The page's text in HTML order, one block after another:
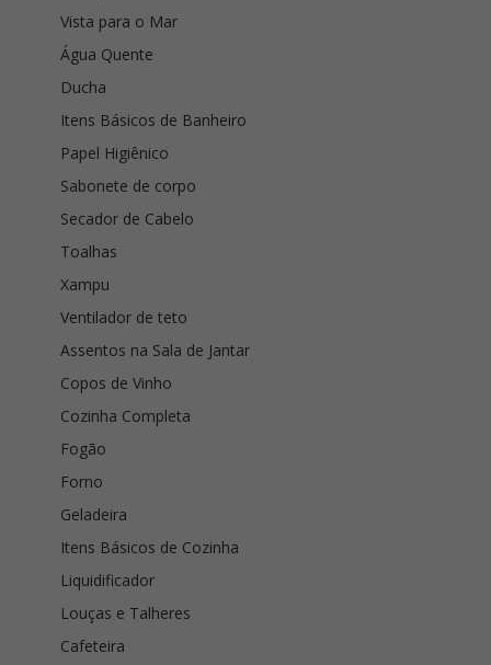
Vista para o Mar
Água Quente
Ducha
Itens Básicos de Banheiro
Papel Higiênico
Sabonete de corpo
Secador de Cabelo
Toalhas
Xampu
Ventilador de teto
Assentos na Sala de Jantar
Copos de Vinho
Cozinha Completa
Fogão
Forno
Geladeira
Itens Básicos de Cozinha
Liquidificador
Louças e Talheres
Cafeteira